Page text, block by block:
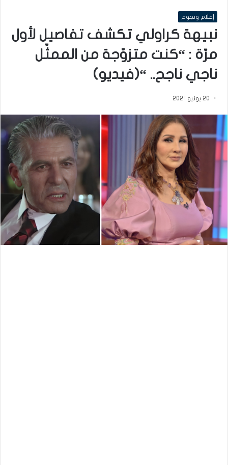
إعلام ونجوم
نبيهة كراولي تكشف تفاصيل لأول
مرّة : “كنت متزوّجة من الممثّل
ناجي ناجح.. “(فيديو)
20 يونيو 2021